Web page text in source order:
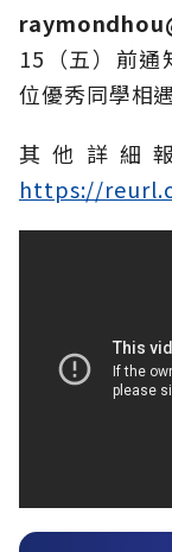
15（五）前通
位優秀同學相
其他詳細
https://